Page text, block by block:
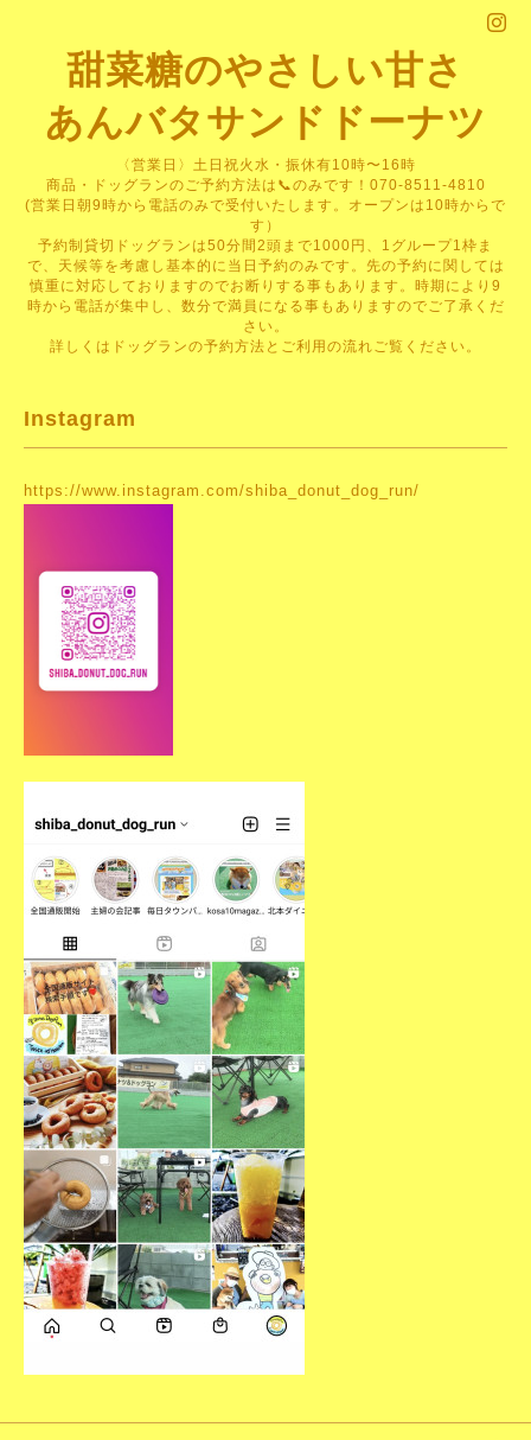
甜菜糖のやさしい甘さ
あんバタサンドドーナツ
〈営業日〉土日祝火水・振休有10時〜16時
商品・ドッグランのご予約方法は📞のみです！070-8511-4810
(営業日朝9時から電話のみで受付いたします。オープンは10時からで
す）
予約制貸切ドッグランは50分間2頭まで1000円、1グループ1枠ま
で、天候等を考慮し基本的に当日予約のみです。先の予約に関しては
慎重に対応しておりますのでお断りする事もあります。時期により9
時から電話が集中し、数分で満員になる事もありますのでご了承くだ
さい。
詳しくはドッグランの予約方法とご利用の流れご覧ください。
Instagram
https://www.instagram.com/shiba_donut_dog_run/